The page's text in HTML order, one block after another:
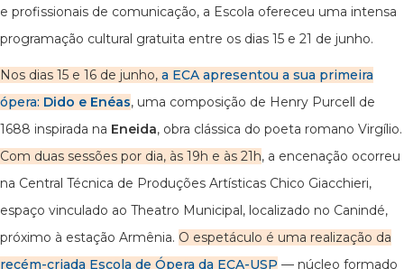
e profissionais de comunicação, a Escola ofereceu uma intensa
programação cultural gratuita entre os dias 15 e 21 de junho.
Nos dias 15 e 16 de junho, a ECA apresentou a sua primeira
ópera: Dido e Enéas, uma composição de Henry Purcell de
1688 inspirada na Eneida, obra clássica do poeta romano Virgílio.
Com duas sessões por dia, às 19h e às 21h, a encenação ocorreu
na Central Técnica de Produções Artísticas Chico Giacchieri,
espaço vinculado ao Theatro Municipal, localizado no Canindé,
próximo à estação Armênia. O espetáculo é uma realização da
recém-criada Escola de Ópera da ECA-USP — núcleo formado